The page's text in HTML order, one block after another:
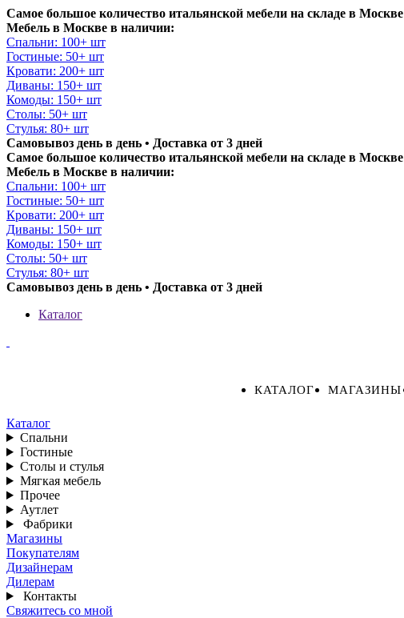
Самое большое количество итальянской мебели на складе в Москве
Мебель в Москве в наличии:
Спальни: 100+ шт
Гостиные: 50+ шт
Кровати: 200+ шт
Диваны: 150+ шт
Комоды: 150+ шт
Столы: 50+ шт
Стулья: 80+ шт
Самовывоз день в день • Доставка от 3 дней
Самое большое количество итальянской мебели на складе в Москве
Мебель в Москве в наличии:
Спальни: 100+ шт
Гостиные: 50+ шт
Кровати: 200+ шт
Диваны: 150+ шт
Комоды: 150+ шт
Столы: 50+ шт
Стулья: 80+ шт
Самовывоз день в день • Доставка от 3 дней
Каталог
КАТАЛОГ МАГАЗИНЫ
Каталог
Спальни
Гостиные
Столы и стулья
Мягкая мебель
Прочее
Аутлет
Фабрики
Магазины
Покупателям
Дизайнерам
Дилерам
Контакты
Свяжитесь со мной